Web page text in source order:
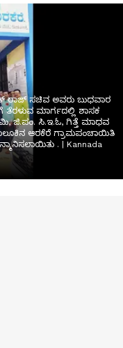
ರಾಜ್ ಸಚಿವ ಅವರು ಬುಧವಾರ
ತೆರಳುವ ಮಾರ್ಗದಲ್ಲಿ ಶಾಸಕ
ಜಿ.ಪಂ. ಸಿ.ಇ.ಓ, ಗಿತ್ತೆ ಮಾಧವ
ಆರಕೆರೆ ಗ್ರಾಮಪಂಚಾಯಿತಿ
. | Kannada